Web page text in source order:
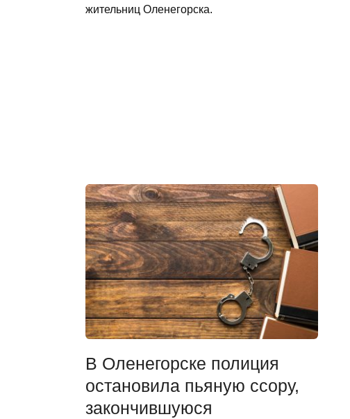
жительниц Оленегорска.
В Оленегорске полиция
остановила пьяную ссору,
закончившуюся